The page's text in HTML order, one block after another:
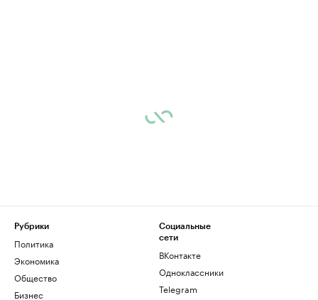
Рубрики
Политика
Экономика
Общество
Бизнес
Социальные
сети
ВКонтакте
Одноклассники
Telegram